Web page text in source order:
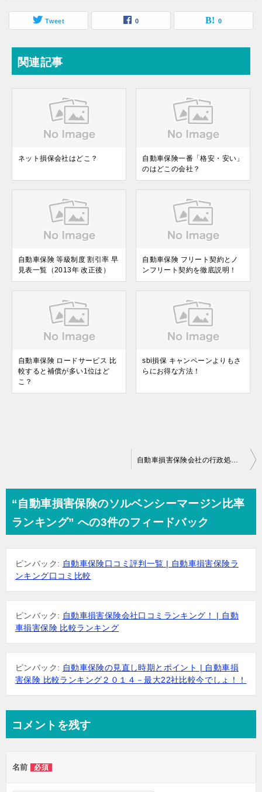
Tweet 0 0
関連記事
ネット損保会社はどこ？
自動車保険一番「格安・安い」
のはどこの会社？
自動車保険 等級制度 割引率 早
見表一覧（2013年 改正後）
自動車保険 フリート契約とノ
ンフリート契約を徹底説明！
自動車保険 ロードサービス 比
較すると補償が多い1位はど
こ？
sbi損保 キャンペーンよりもさ
らにお得な方法！
ゲ
シ
自動車損害保険会社の行政処分一覧
“自動車損害保険のソルベンシーマージン比率
ランキング” への3件のフィードバック
ピンバック: 自動車保険口コミ評判一覧 | 自動車損害保険ラ
ンキング口コミ比較
ピンバック: 自動車損害保険会社口コミランキング！ | 自動
車損害保険 比較ランキング
ピンバック: 自動車保険の見直し時期とポイント | 自動車損
害保険 比較ランキング２０１４－最大22社比較今でしょ！！
コメントを残す
名前 必須